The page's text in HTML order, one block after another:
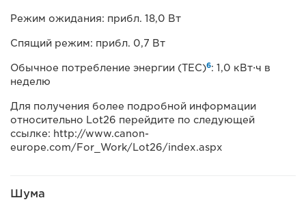
Режим ожидания: прибл. 18,0 Вт
Спящий режим: прибл. 0,7 Вт
Обычное потребление энергии (TEC)6: 1,0 кВт⋅ч в
неделю
Для получения более подробной информации
относительно Lot26 перейдите по следующей
ссылке: http://www.canon-
europe.com/For_Work/Lot26/index.aspx
Шума